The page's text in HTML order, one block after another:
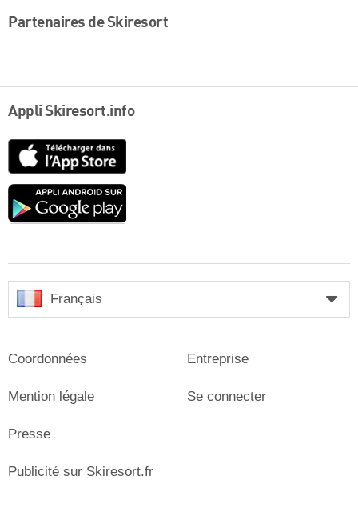
Partenaires de Skiresort
Appli Skiresort.info
Google
Français
Coordonnées
Mention légale
Presse
Entreprise
Se connecter
Publicité sur Skiresort.fr